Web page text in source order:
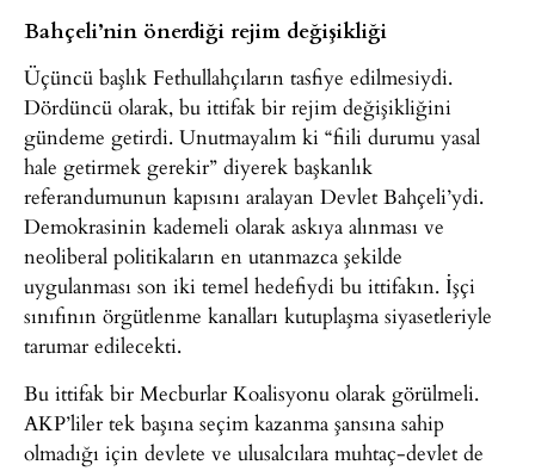
Bahçeli’nin önerdiği rejim değişikliği
Üçüncü başlık Fethullahçıların tasfiye edilmesiydi.
Dördüncü olarak, bu ittifak bir rejim değişikliğini
gündeme getirdi. Unutmayalım ki “fiili durumu yasal
hale getirmek gerekir” diyerek başkanlık
referandumunun kapısını aralayan Devlet Bahçeli’ydi.
Demokrasinin kademeli olarak askıya alınması ve
neoliberal politikaların en utanmazca şekilde
uygulanması son iki temel hedefiydi bu ittifakın. İşçi
sınıfının örgütlenme kanalları kutuplaşma siyasetleriyle
tarumar edilecekti.
Bu ittifak bir Mecburlar Koalisyonu olarak görülmeli.
AKP’liler tek başına seçim kazanma şansına sahip
olmadığı için devlete ve ulusalcılara muhtaç-devlet de